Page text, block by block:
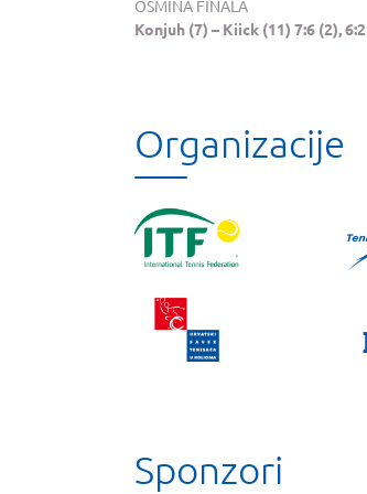
OSMINA FINALA
Konjuh (7) – Kiick (11) 7:6 (2), 6:2
Organizacije
Sponzori